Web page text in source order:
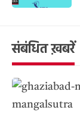
संबंधित ख़बरें